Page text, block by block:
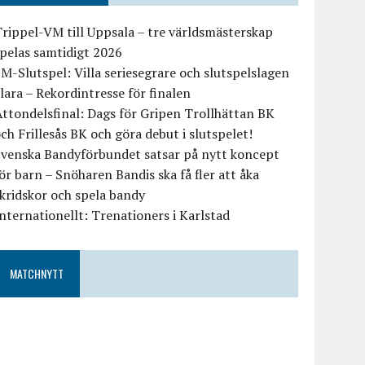
VM till Uppsala – tre världsmästerskap
samtidigt 2026
Slutspel: Villa seriesegrare och slutspelslagen
– Rekordintresse för finalen
Dags för Gripen Trollhättan BK
Frillesås BK och göra debut i slutspelet!
Bandyförbundet satsar på nytt koncept
barn – Snöharen Bandis ska få fler att åka
och spela bandy
Trenationers i Karlstad
MATCHNYTT